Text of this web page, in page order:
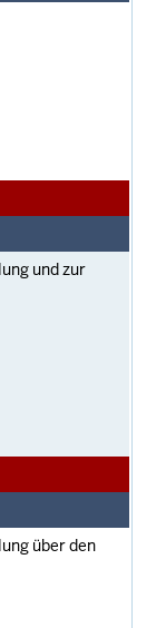
und zur
über den